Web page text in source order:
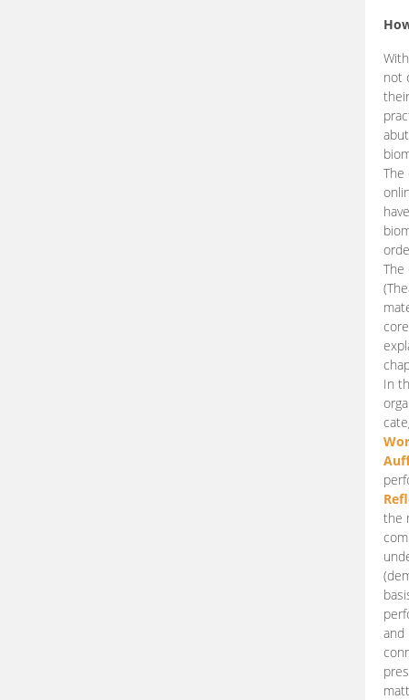
not
The
In
the
and